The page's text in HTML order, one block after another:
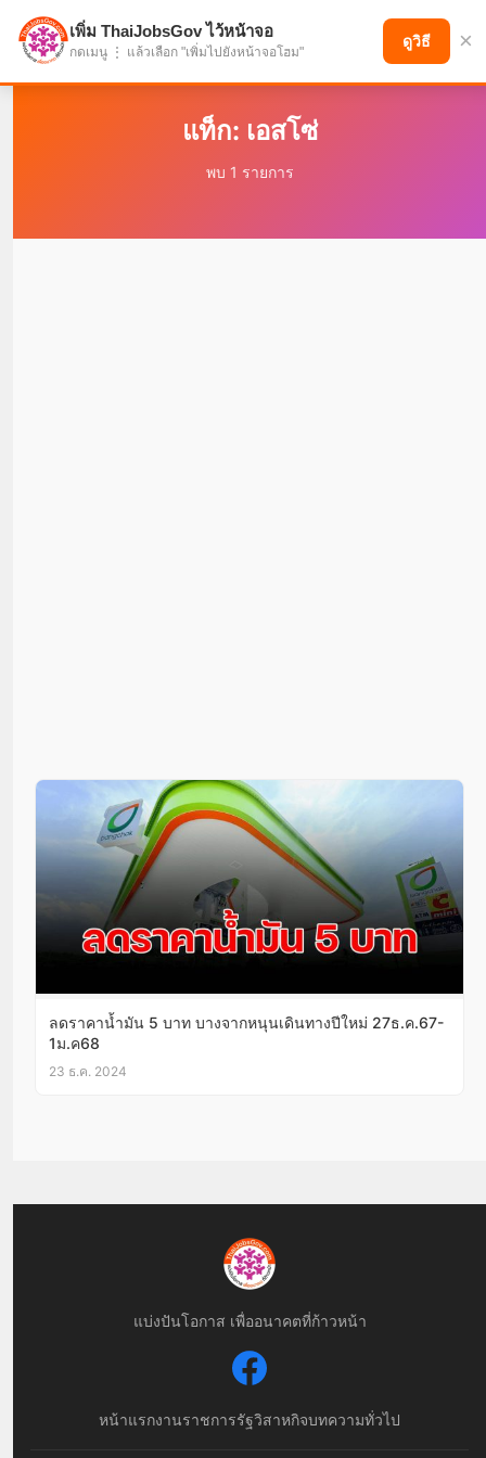
แบ่งปันโอกาส เพื่ออนาคตที่ก้าวหน้า
แท็ก: เอสโซ่
พบ 1 รายการ
ลดราคาน้ำมัน 5 บาท บางจากหนุนเดินทางปีใหม่ 27ธ.ค.67-
1ม.ค68
23 ธ.ค. 2024
แบ่งปันโอกาส เพื่ออนาคตที่ก้าวหน้า
หน้าแรกงานราชการรัฐวิสาหกิจบทความทั่วไป
เพิ่ม ThaiJobsGov ไว้หน้าจอ
กดเมนู ⋮ แล้วเลือก "เพิ่มไปยังหน้าจอโฮม"
ดูวิธี ×